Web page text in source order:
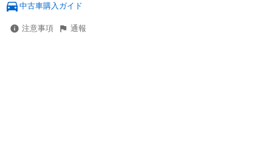
中古車購入ガイド
注意事項 通報